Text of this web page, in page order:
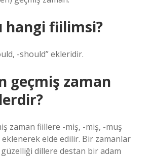
hangi fiilimsi?
-should” ekleridir.
geçmiş zaman
zaman fiillere -miş, -miş, -muş
elde edilir. Bir zamanlar
dillere destan bir adam